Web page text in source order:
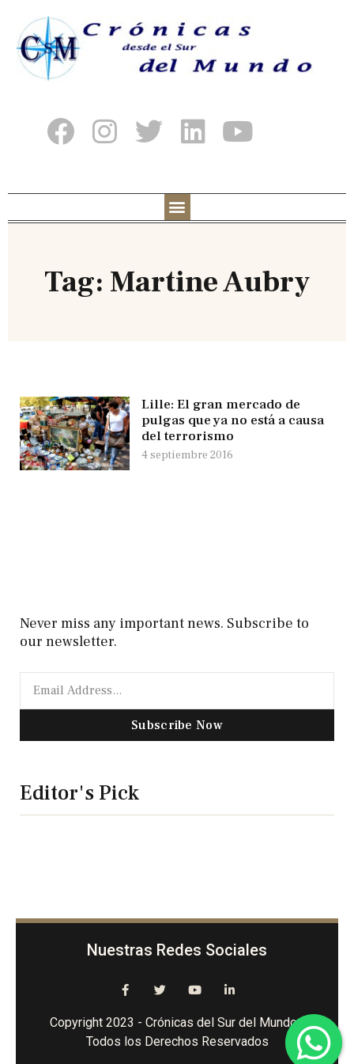
Tag: Martine Aubry
Lille: El gran mercado de
pulgas que ya no está a causa
del terrorismo
4 septiembre 2016
Never miss any important news. Subscribe to
our newsletter.
Subscribe Now
Editor's Pick
Nuestras Redes Sociales
Copyright 2023 - Crónicas del Sur del Mundo -
Todos los Derechos Reservados